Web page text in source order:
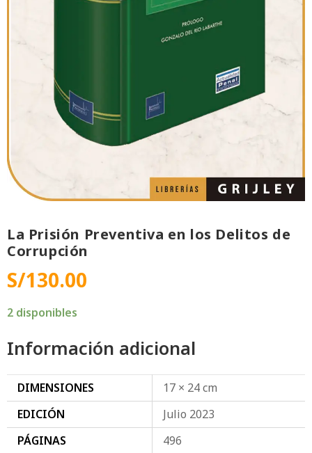
La Prisión Preventiva en los Delitos de
Corrupción
S/130.00
2 disponibles
Información adicional
DIMENSIONES
17 × 24 cm
EDICIÓN
Julio 2023
PÁGINAS
496